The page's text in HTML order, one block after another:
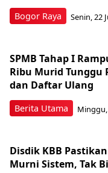
Bogor Raya Senin, 22
Berita Utama
SPMB Tahap I
Ribu Murid Tunggu
dan Daftar Ulang
Minggu,
Disdik KBB Pastikan
Murni Sistem, Tak